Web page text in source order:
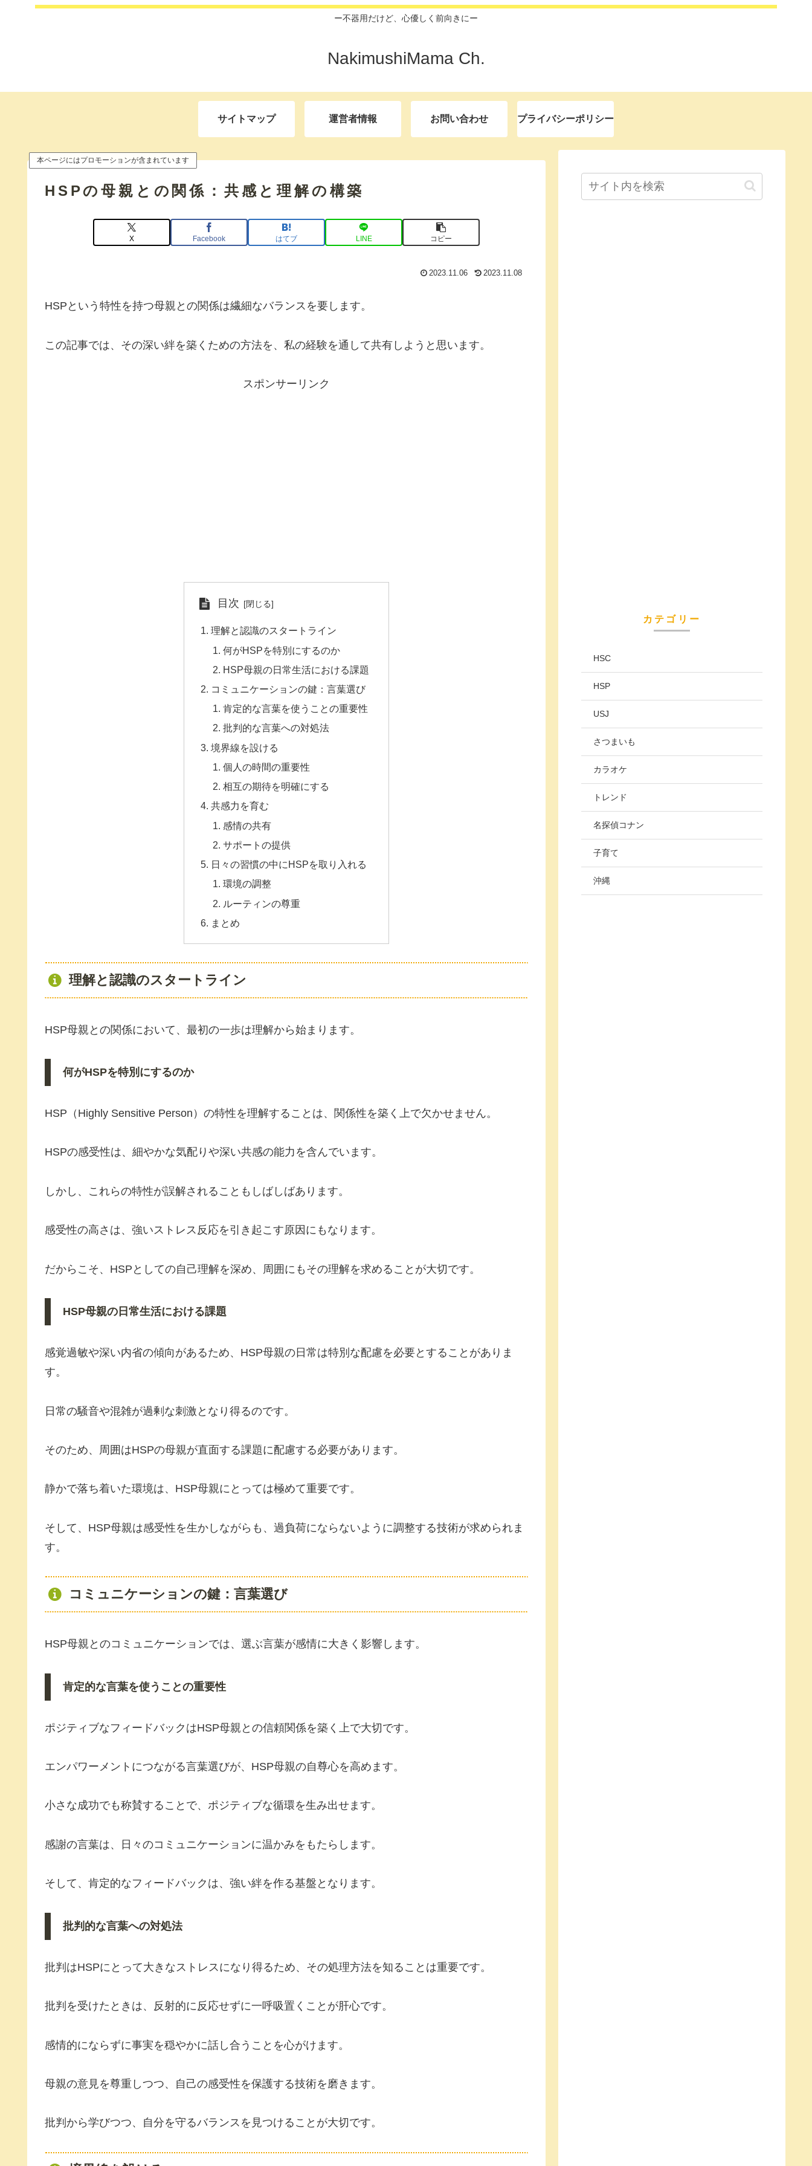
ー不器用だけど、心優しく前向きにー
NakimushiMama Ch.
サイトマップ 運営者情報 お問い合わせ プライバシーポリシー
本ページにはプロモーションが含まれています
HSPの母親との関係：共感と理解の構築
X Facebook はてブ LINE コピー
2023.11.06 2023.11.08
HSPという特性を持つ母親との関係は繊細なバランスを要します。
この記事では、その深い絆を築くための方法を、私の経験を通して共有しようと思います。
スポンサーリンク
目次
理解と認識のスタートライン
何がHSPを特別にするのか
HSP母親の日常生活における課題
コミュニケーションの鍵：言葉選び
肯定的な言葉を使うことの重要性
批判的な言葉への対処法
境界線を設ける
個人の時間の重要性
相互の期待を明確にする
共感力を育む
感情の共有
サポートの提供
日々の習慣の中にHSPを取り入れる
環境の調整
ルーティンの尊重
まとめ
理解と認識のスタートライン
HSP母親との関係において、最初の一歩は理解から始まります。
何がHSPを特別にするのか
HSP（Highly Sensitive Person）の特性を理解することは、関係性を築く上で欠かせません。
HSPの感受性は、細やかな気配りや深い共感の能力を含んでいます。
しかし、これらの特性が誤解されることもしばしばあります。
感受性の高さは、強いストレス反応を引き起こす原因にもなります。
だからこそ、HSPとしての自己理解を深め、周囲にもその理解を求めることが大切です。
HSP母親の日常生活における課題
感覚過敏や深い内省の傾向があるため、HSP母親の日常は特別な配慮を必要とすることがありま
す。
日常の騒音や混雑が過剰な刺激となり得るのです。
そのため、周囲はHSPの母親が直面する課題に配慮する必要があります。
静かで落ち着いた環境は、HSP母親にとっては極めて重要です。
そして、HSP母親は感受性を生かしながらも、過負荷にならないように調整する技術が求められま
す。
コミュニケーションの鍵：言葉選び
HSP母親とのコミュニケーションでは、選ぶ言葉が感情に大きく影響します。
肯定的な言葉を使うことの重要性
ポジティブなフィードバックはHSP母親との信頼関係を築く上で大切です。
エンパワーメントにつながる言葉選びが、HSP母親の自尊心を高めます。
小さな成功でも称賛することで、ポジティブな循環を生み出せます。
感謝の言葉は、日々のコミュニケーションに温かみをもたらします。
そして、肯定的なフィードバックは、強い絆を作る基盤となります。
批判的な言葉への対処法
批判はHSPにとって大きなストレスになり得るため、その処理方法を知ることは重要です。
批判を受けたときは、反射的に反応せずに一呼吸置くことが肝心です。
感情的にならずに事実を穏やかに話し合うことを心がけます。
母親の意見を尊重しつつ、自己の感受性を保護する技術を磨きます。
批判から学びつつ、自分を守るバランスを見つけることが大切です。
カテゴリー
HSC
HSP
USJ
さつまいも
カラオケ
トレンド
名探偵コナン
子育て
沖縄